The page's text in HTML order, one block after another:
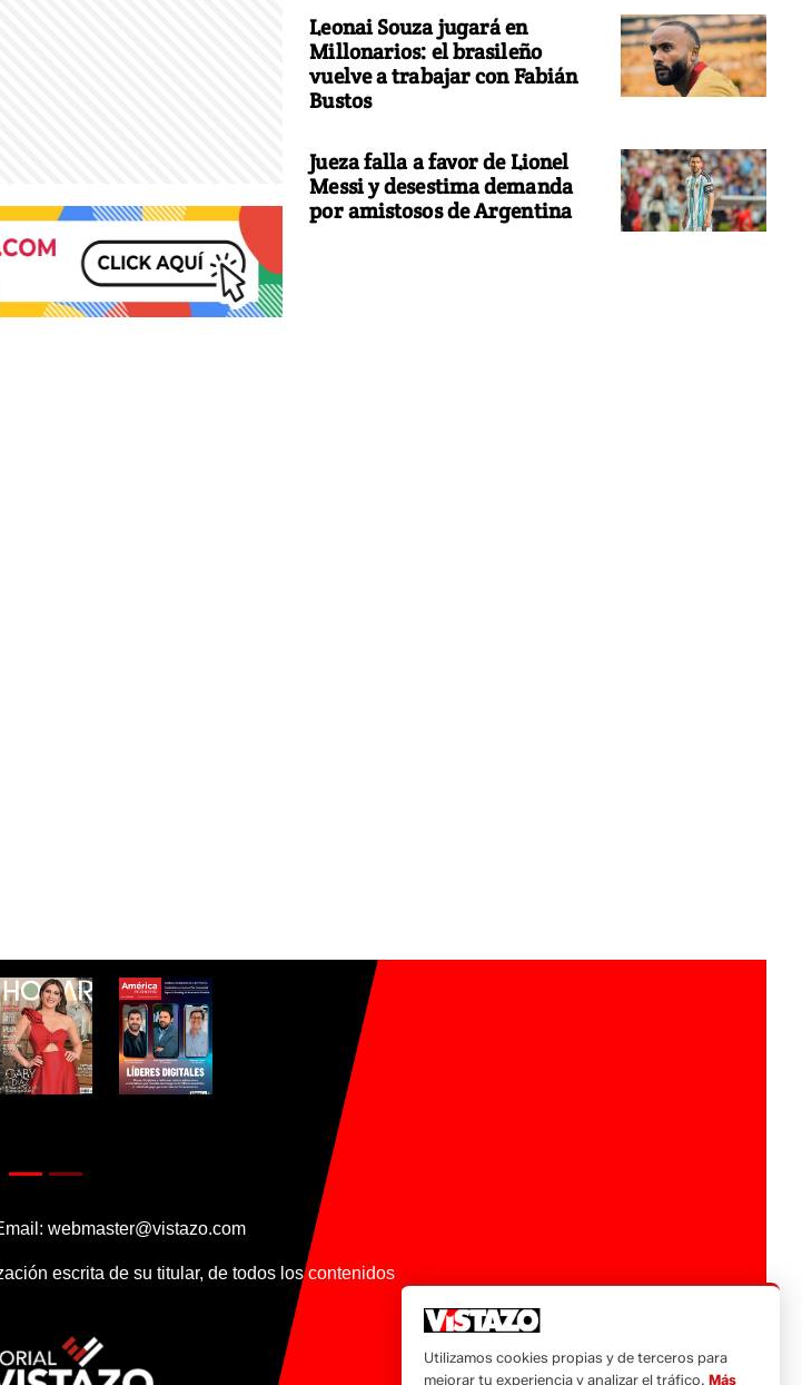
Leonai Souza jugará en
Millonarios: el brasileño
vuelve a trabajar con Fabián
Bustos
Jueza falla a favor de Lionel
Messi y desestima demanda
por amistosos de Argentina
webmaster@vistazo.com
escrita de su titular, de todos los contenidos
Utilizamos cookies propias y de terceros para
mejorar tu experiencia y analizar el tráfico. Más